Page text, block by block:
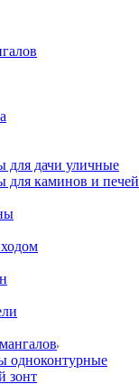
для дачи уличные
для каминов и печей
одноконтурные
зонт